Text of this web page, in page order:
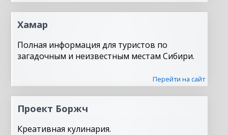
Хамар
Полная информация для туристов по
загадочным и неизвестным местам Сибири.
Перейти на сайт
Проект Боржч
Креативная кулинария.